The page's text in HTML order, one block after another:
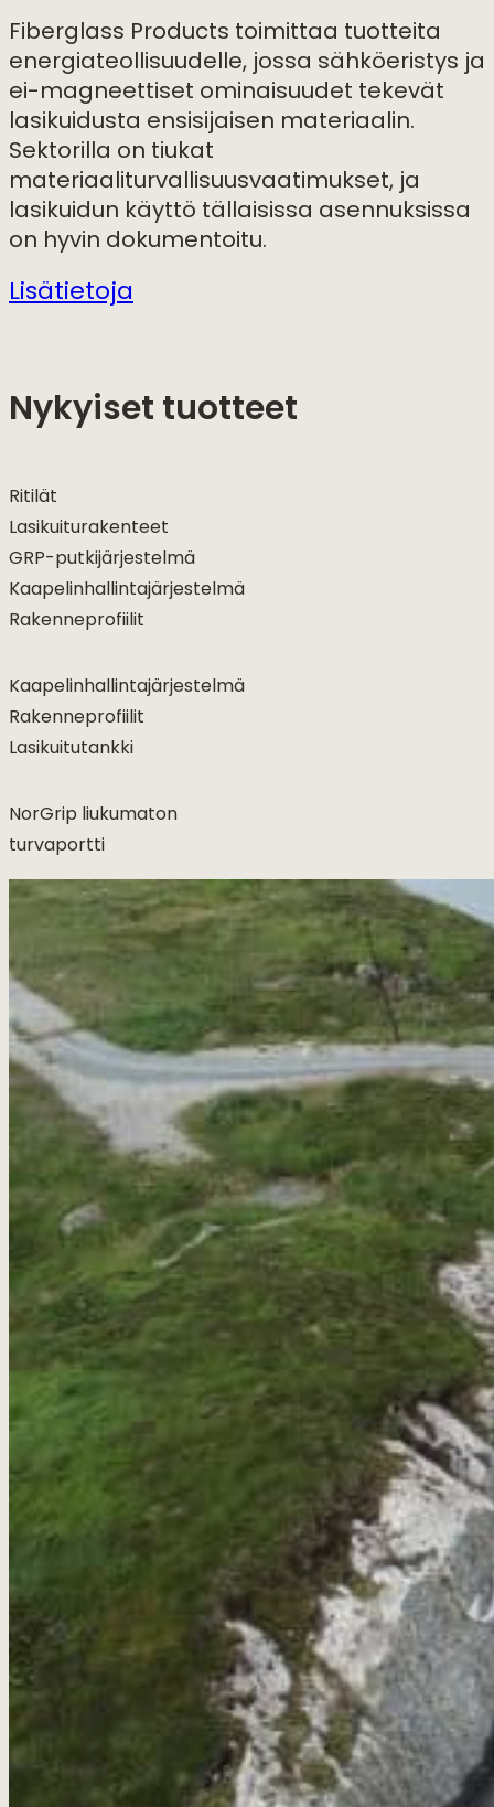
Fiberglass Products toimittaa tuotteita
energiateollisuudelle, jossa sähköeristys ja
ei-magneettiset ominaisuudet tekevät
lasikuidusta ensisijaisen materiaalin.
Sektorilla on tiukat
materiaaliturvallisuusvaatimukset, ja
lasikuidun käyttö tällaisissa asennuksissa
on hyvin dokumentoitu.
Lisätietoja
Nykyiset tuotteet
Ritilät
Lasikuiturakenteet
GRP-putkijärjestelmä
Kaapelinhallintajärjestelmä
Rakenneprofiilit
Kaapelinhallintajärjestelmä
Rakenneprofiilit
Lasikuitutankki
NorGrip liukumaton
turvaportti